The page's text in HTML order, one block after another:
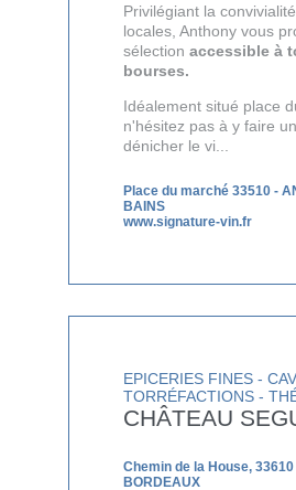
Privilégiant la
locales, Anthony vous
sélection accessible à
bourses.
Idéalement situé place
n'hésitez pas à y faire
dénicher le vi...
Place du marché 33510 -
BAINS
www.signature-vin.fr
EPICERIES FINES -
TORRÉFACTIONS -
CHÂTEAU
Chemin de la House,
BORDEAUX